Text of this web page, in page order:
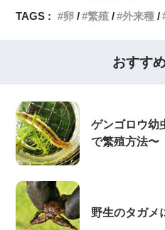
TAGS :
卵 繁殖 外来種
おすす
ゲンゴロウ幼
で繁殖方法〜
野生のタガメ